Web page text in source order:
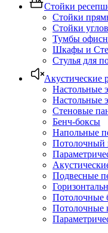
Стойки
Стойки
Стойки
Тумбы
Шкафы и
Стулья для
Акустические
Настольные
Настольные
Стеновые
Бенч-боксы
Напольные
Потолочный
Подвесные
Потолочные
Потолочные